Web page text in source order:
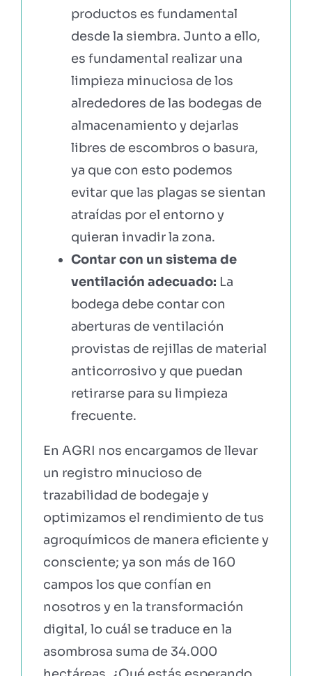
productos es fundamental
desde la siembra. Junto a ello,
es fundamental realizar una
limpieza minuciosa de los
alrededores de las bodegas de
almacenamiento y dejarlas
libres de escombros o basura,
ya que con esto podemos
evitar que las plagas se sientan
atraídas por el entorno y
quieran invadir la zona.
Contar con un sistema de
ventilación adecuado: La
bodega debe contar con
aberturas de ventilación
provistas de rejillas de material
anticorrosivo y que puedan
retirarse para su limpieza
frecuente.
En AGRI nos encargamos de llevar
un registro minucioso de
trazabilidad de bodegaje y
optimizamos el rendimiento de tus
agroquímicos de manera eficiente y
consciente; ya son más de 160
campos los que confían en
nosotros y en la transformación
digital, lo cuál se traduce en la
asombrosa suma de 34.000